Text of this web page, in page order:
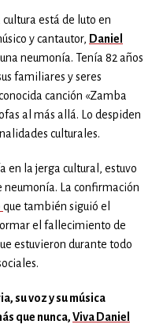
cultura está de luto en
y cantautor, Daniel
neumonía. Tenía 82 años
familiares y seres
canción «Zamba
al más allá. Lo despiden
culturales.
en la jerga cultural, estuvo
neumonía. La confirmación
que también siguió el
el fallecimiento de
estuvieron durante todo
su voz y su música
que nunca,Viva Daniel